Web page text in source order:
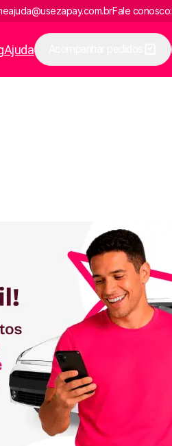
Fale conosco:
Ajuda